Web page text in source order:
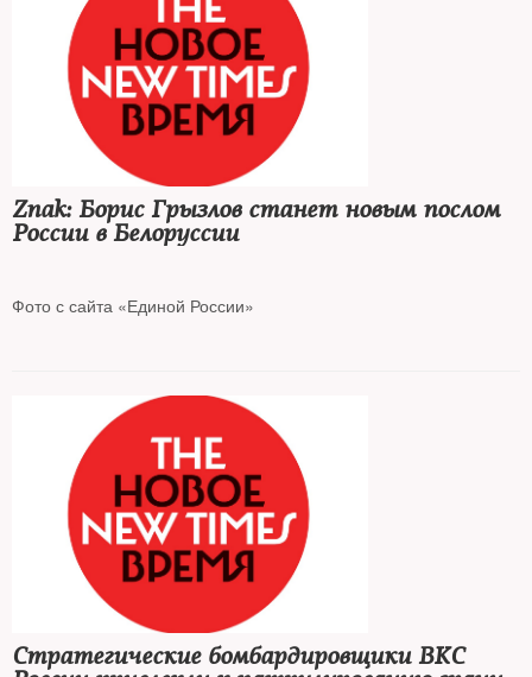
Znak: Борис Грызлов станет новым послом
России в Белоруссии
Фото с сайта «Единой России»
думский комитет по делам СНГ
Стратегические бомбардировщики ВКС